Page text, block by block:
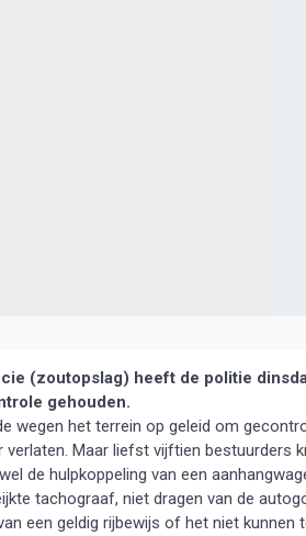
(zoutopslag) heeft de politie
gehouden.
wegen het terrein op geleid om
Maar liefst vijftien bestuurders
de hulpkoppeling van een
tachograaf, niet dragen van de
een geldig rijbewijs of het niet kunnen